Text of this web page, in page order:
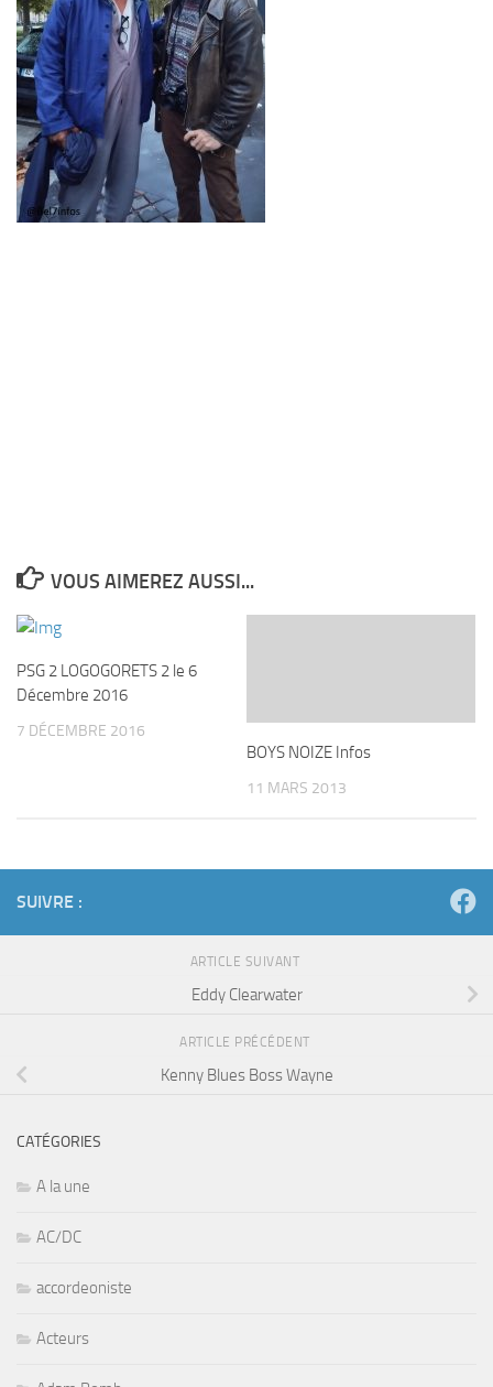
VOUS AIMEREZ AUSSI...
PSG 2 LOGOGORETS 2 le 6
Décembre 2016
7 DÉCEMBRE 2016
BOYS NOIZE Infos
11 MARS 2013
SUIVRE :
ARTICLE SUIVANT
Eddy Clearwater
ARTICLE PRÉCÉDENT
Kenny Blues Boss Wayne
CATÉGORIES
A la une
AC/DC
accordeoniste
Acteurs